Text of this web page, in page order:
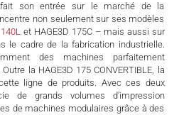
fait son entrée sur le marché de la
non seulement sur ses modèles
et HAGE3D 175C – mais aussi sur
le cadre de la fabrication industrielle.
des machines parfaitement
la HAGE3D 175 CONVERTIBLE, la
ligne de produits. Avec ces deux
de grands volumes d’impression
de machines modulaires grâce à des